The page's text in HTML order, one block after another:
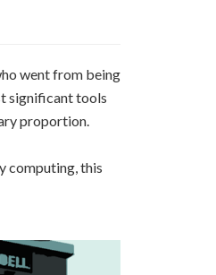
went from being
significant tools
proportion.
computing, this